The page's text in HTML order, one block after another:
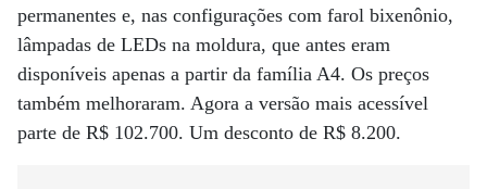
permanentes e, nas configurações com farol bixenônio,
lâmpadas de LEDs na moldura, que antes eram
disponíveis apenas a partir da família A4. Os preços
também melhoraram. Agora a versão mais acessível
parte de R$ 102.700. Um desconto de R$ 8.200.